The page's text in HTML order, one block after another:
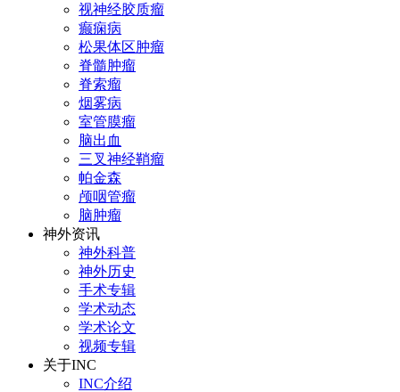
视神经胶质瘤
癫痫病
松果体区肿瘤
脊髓肿瘤
脊索瘤
烟雾病
室管膜瘤
脑出血
三叉神经鞘瘤
帕金森
颅咽管瘤
脑肿瘤
神外资讯
神外科普
神外历史
手术专辑
学术动态
学术论文
视频专辑
关于INC
INC介绍